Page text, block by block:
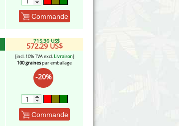
Commande
715,36 US$
572,29 US$
[incl. 10% TVA excl. Livraison]
100 grainespar emballage
-20%
Commande